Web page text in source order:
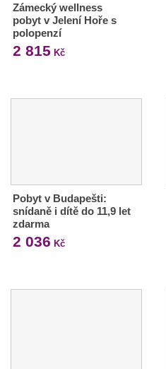
Zámecký wellness
pobyt v Jelení Hoře s
polopenzí
2 815 Kč
Pobyt v Budapešti:
snídaně i dítě do 11,9 let
zdarma
2 036 Kč